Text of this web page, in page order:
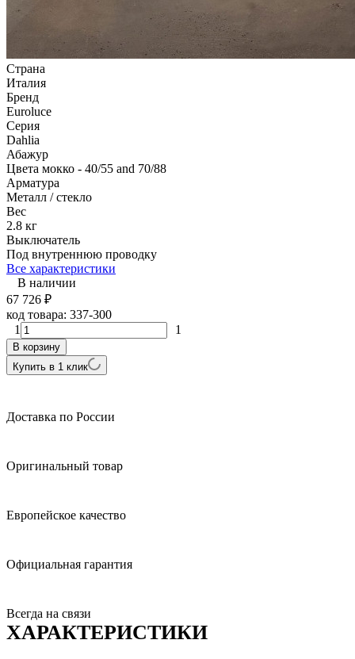
Страна
Италия
Бренд
Euroluce
Серия
Dahlia
Абажур
Цвета мокко - 40/55 and 70/88
Арматура
Металл / стекло
Вес
2.8 кг
Выключатель
Под внутреннюю проводку
Все характеристики
В наличии
67 726 ₽
код товара: 337-300
1
1
В корзину
Купить в 1 клик
Доставка по России
Оригинальный товар
Европейское качество
Официальная гарантия
Всегда на связи
ХАРАКТЕРИСТИКИ